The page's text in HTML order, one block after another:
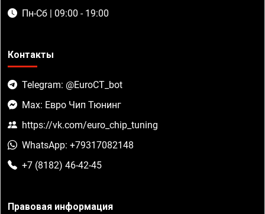
Пн-Сб | 09:00 - 19:00
Контакты
Telegram: @EuroCT_bot
Max: Евро Чип Тюнинг
https://vk.com/euro_chip_tuning
WhatsApp: +79317082148
+7 (8182) 46-42-45
Правовая информация